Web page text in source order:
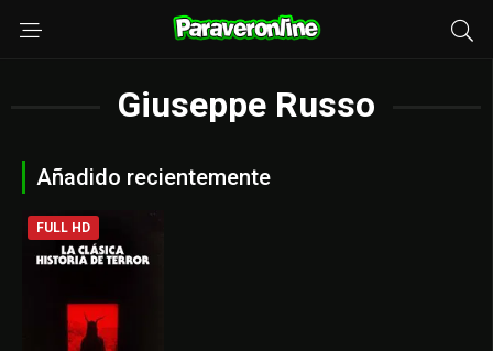
Giuseppe Russo
Añadido recientemente
FULL HD